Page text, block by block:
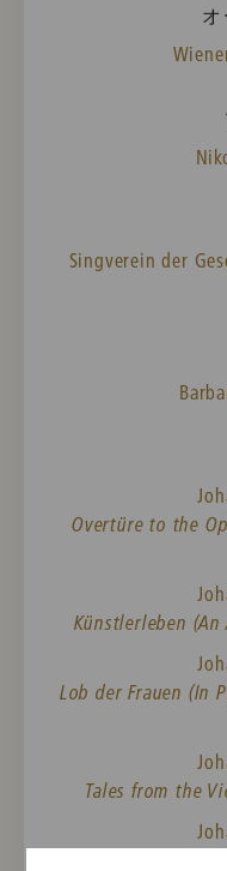
Singverein der
Overtüre to the
Künstlerleben (An
Lob der Frauen (In
Tales from the